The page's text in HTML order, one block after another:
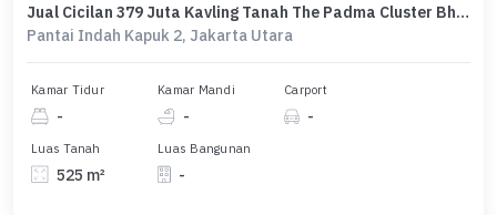
Jual Cicilan 379 Juta Kavling Tanah The Padma Cluster Bharata Pik 2 525 M2 15x35 View Danau Kas Bertahap 5 Tahun Rumah Eksklusif
Pantai Indah Kapuk 2, Jakarta Utara
Kamar Tidur
-
Kamar Mandi
-
Carport
-
Luas Tanah
525 m²
Luas Bangunan
-